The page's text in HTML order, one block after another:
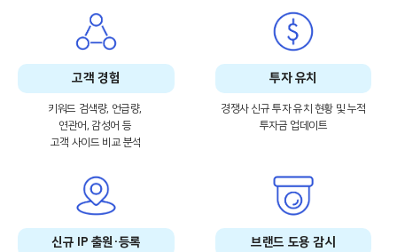
고객 경험
키워드 검색량, 언급량,
연관어, 감성어 등
고객 사이드 비교 분석
투자 유치
경쟁사 신규 투자 유치 현황 및 누적
투자금 업데이트
신규 IP 출원·등록 브랜드 도용 감시